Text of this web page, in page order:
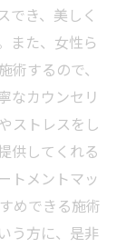
でき、美しく
また、女性ら
するので、
なカウンセリ
ストレスをし
供してくれる
トメントマッ
めできる施術
う方に、是非